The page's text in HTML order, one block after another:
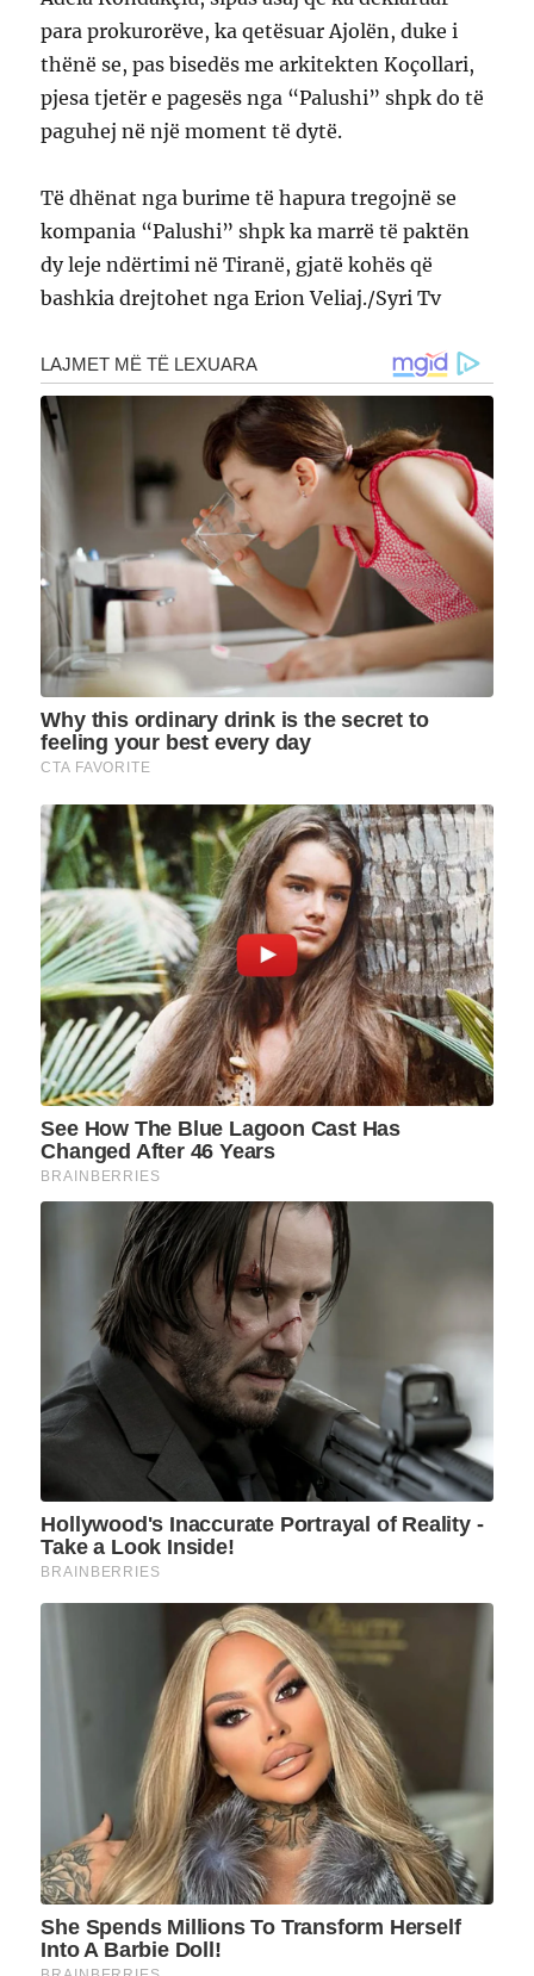
para prokurorëve, ka qetësuar Ajolën, duke i
thënë se, pas bisedës me arkitekten Koçollari,
pjesa tjetër e pagesës nga “Palushi” shpk do të
paguhej në një moment të dytë.
Të dhënat nga burime të hapura tregojnë se
kompania “Palushi” shpk ka marrë të paktën
dy leje ndërtimi në Tiranë, gjatë kohës që
bashkia drejtohet nga Erion Veliaj./Syri Tv